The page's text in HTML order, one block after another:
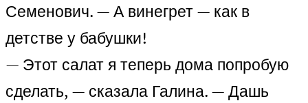
Семенович. — А винегрет — как в
детстве у бабушки!
— Этот салат я теперь дома попробую
сделать, — сказала Галина. — Дашь